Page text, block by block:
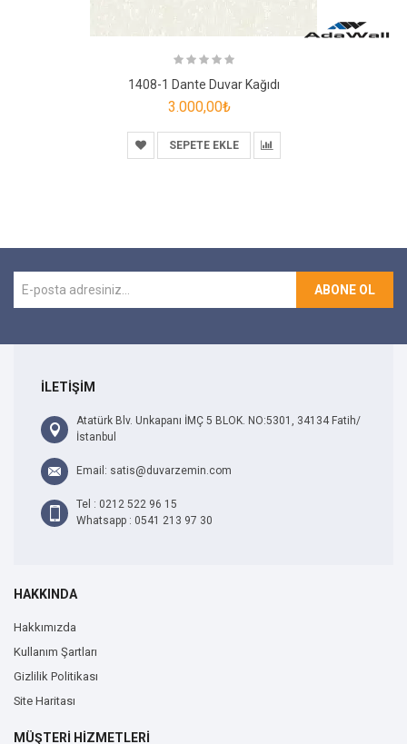
1408-1 Dante Duvar Kağıdı
3.000,00₺
SEPETE EKLE
ABONE OL
İLETİŞİM
Atatürk Blv. Unkapanı İMÇ 5 BLOK. NO:5301, 34134 Fatih/
İstanbul
Email: satis@duvarzemin.com
Tel : 0212 522 96 15
Whatsapp : 0541 213 97 30
HAKKINDA
Hakkımızda
Kullanım Şartları
Gizlilik Politikası
Site Haritası
MÜŞTERİ HİZMETLERİ